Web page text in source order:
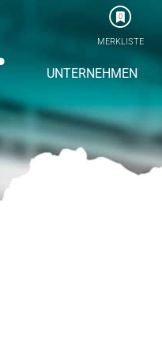
0
MERKLISTE
UNTERNEHMEN